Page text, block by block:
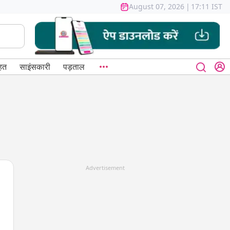
August 07, 2026 | 17:11 IST
साइंसकारी पड़ताल
Advertisement